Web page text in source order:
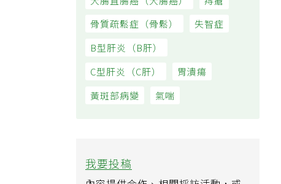
大腸直腸癌（大腸癌）
痔瘡
骨質疏鬆症（骨鬆）
失智症
B型肝炎（B肝）
C型肝炎（C肝）
黃斑部病變
我要投稿